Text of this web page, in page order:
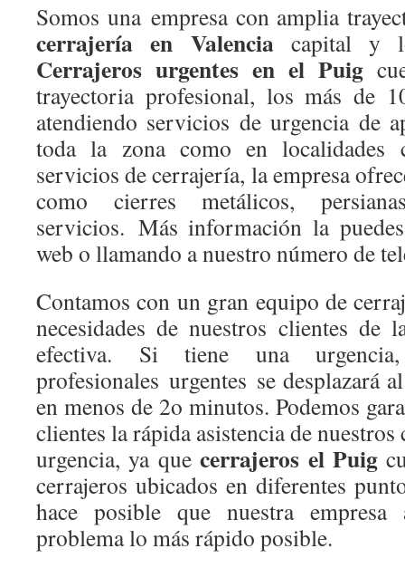
Somos una empresa con amplia
cerrajería en Valenciacapital y
Cerrajeros urgentes en el Puig
trayectoria profesional, los más de
atendiendo servicios de urgencia de
toda la zona como en localidades
servicios de cerrajería, la empresa
como cierres metálicos,
servicios. Más información la
web o llamando a nuestro número de
Contamos con un gran equipo de
necesidades de nuestros clientes
efectiva. Si tiene una
profesionales urgentes se desplazará
en menos de 2o minutos. Podemos
clientes la rápida asistencia de
urgencia, ya quecerrajeros el Puig
cerrajeros ubicados en diferentes
hace posible que nuestra
problema lo más rápido posible.